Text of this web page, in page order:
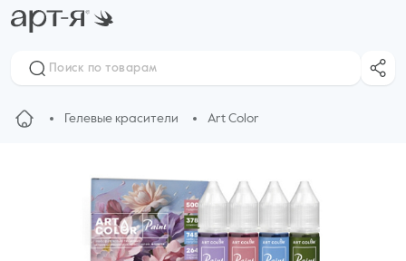
Гелевые красители Art Color